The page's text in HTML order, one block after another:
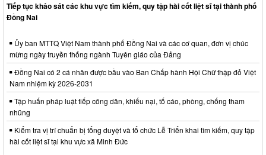
Tiếp tục khảo sát các khu vực tìm kiếm, quy tập hài cốt liệt sĩ tại thành phố
Đồng Nai
Ủy ban MTTQ Việt Nam thành phố Đồng Nai và các cơ quan, đơn vị chúc
mừng ngày truyền thống ngành Tuyên giáo của Đảng
Đồng Nai có 2 cá nhân được bầu vào Ban Chấp hành Hội Chữ thập đỏ Việt
Nam nhiệm kỳ 2026-2031
Tập huấn pháp luật tiếp công dân, khiếu nại, tố cáo, phòng, chống tham
nhũng
Kiểm tra vị trí chuẩn bị tổng duyệt và tổ chức Lễ Triển khai tìm kiếm, quy tập
hài cốt liệt sĩ tại khu vực xã Minh Đức